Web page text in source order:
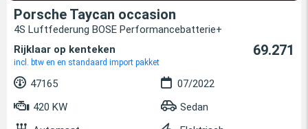
Porsche Taycan occasion
4S Luftfederung BOSE Performancebatterie+
Rijklaar op kenteken
incl. btw en en standaard import pakket
69.271
47165
07/2022
420 KW
Sedan